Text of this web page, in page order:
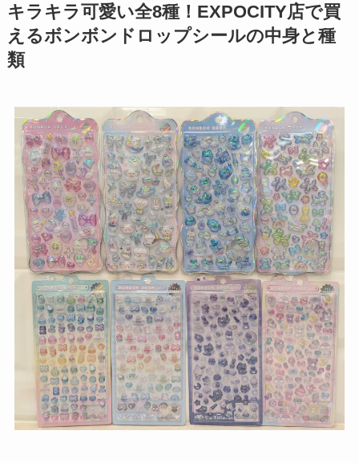
キラキラ可愛い全8種！EXPOCITY店で買
えるボンボンドロップシールの中身と種
類